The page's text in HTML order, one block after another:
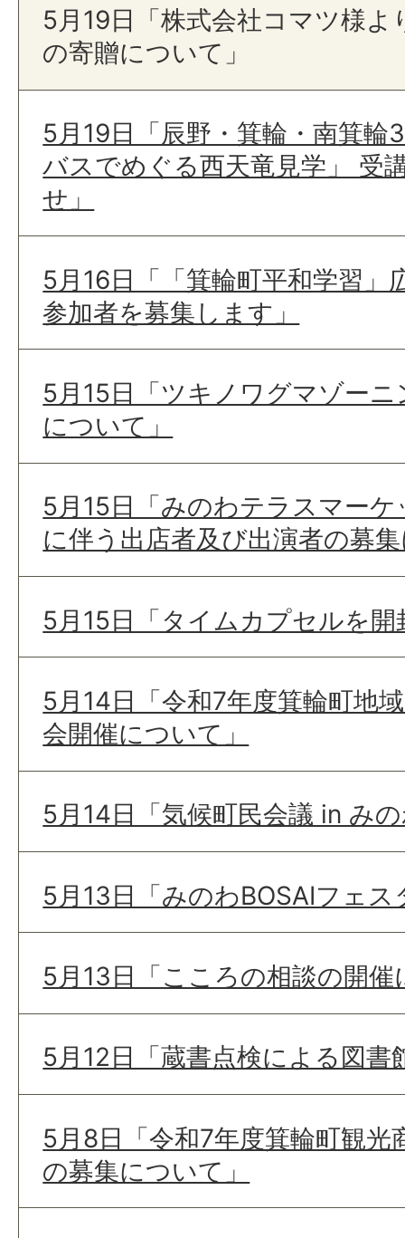
5月19日「株式会社コマツ様
の寄贈について」
5月19日「辰野・箕輪・南箕輪
バスでめぐる西天竜見学」 受
せ」
5月16日「「箕輪町平和学習」
参加者を募集します」
5月15日「ツキノワグマゾー
について」
5月15日「みのわテラスマー
に伴う出店者及び出演者の募
5月15日「タイムカプセルを
5月14日「令和7年度箕輪町地
会開催について」
5月14日「気候町民会議 in み
5月13日「みのわBOSAIフェ
5月13日「こころの相談の開催
5月12日「蔵書点検による図書
5月8日「令和7年度箕輪町観光
の募集について」